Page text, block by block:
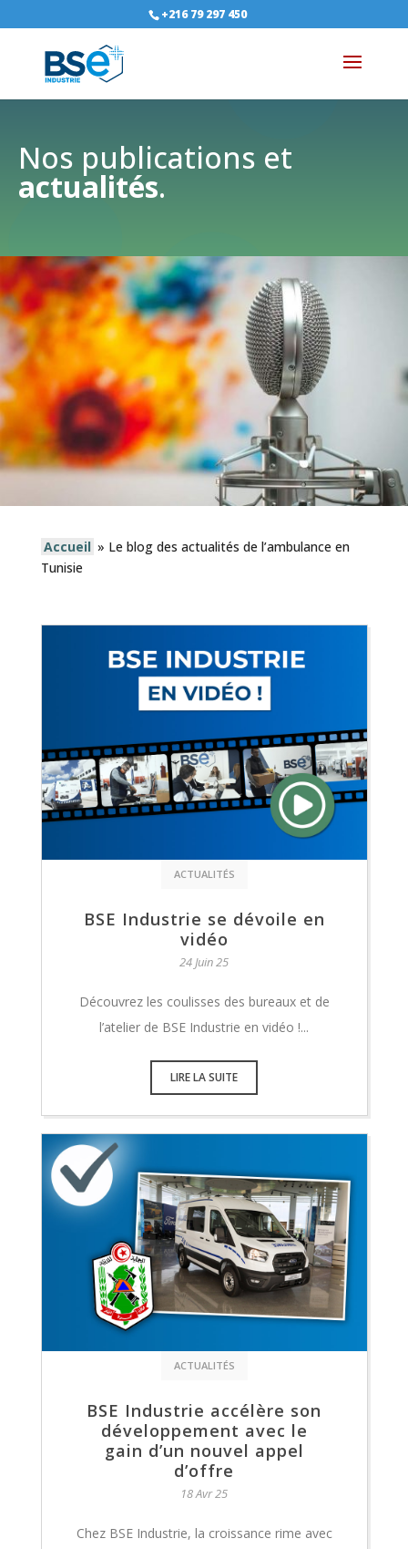
+216 79 297 450
Nos publications et
actualités.
Accueil » Le blog des actualités de l’ambulance en
Tunisie
ACTUALITÉS
BSE Industrie se dévoile en
vidéo
24 Juin 25
Découvrez les coulisses des bureaux et de
l’atelier de BSE Industrie en vidéo !...
LIRE LA SUITE
ACTUALITÉS
BSE Industrie accélère son
développement avec le
gain d’un nouvel appel
d’offre
18 Avr 25
Chez BSE Industrie, la croissance rime avec